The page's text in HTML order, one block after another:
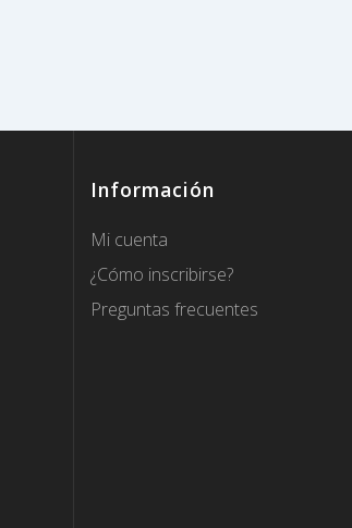
Información
Mi cuenta
¿Cómo inscribirse?
Preguntas frecuentes